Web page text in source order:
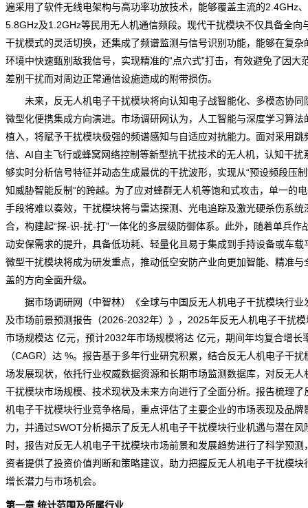
遍采用了软件无线电架构与高功率功放技术，能够覆盖主流的2.4GHz、
5.8GHz及1.2GHz等民用无人机通信频段。现代干扰模块不仅具备全向
干扰模式的灵活切换，还集成了频谱监测与信号识别功能，能够在复杂
环境中快速甄别敌我信号，实现精准的“点穴式”打击，有效避免了因大
差别干扰而对周边正常通信设施造成的附带损伤。
未来，反无人机电子干扰模块将向认知电子战智能化、多模态协同
微型化便携集成方向演进。 市场调研网认为，人工智能与深度学习算法
植入，将赋予干扰模块极强的频谱感知与自适应对抗能力。面对采用跳
信、AI自主飞行或蜂窝网络控制等新型抗干扰技术的无人机，认知干扰
够实时分析信号特征并动态生成最优的干扰波形，实现从“预设频段压制
知威胁智能反制”的跨越。为了应对蜂群无人机等饱和式攻击，单一的
手段将难以奏效，干扰模块将与雷达探测、光电追踪及激光硬杀伤系统
合，构建起“探-识-扰-打”一体化的多层级防御体系。此外，随着单兵作
动安保需求的提升，具备低功耗、轻量化且易于集成到手持设备或车载
微型干扰模块将成为研发重点，推动低空安防产业向更加智能、精准与
盖的方向全面升级。
据市场调研网（中智林）《全球与中国反无人机电子干扰模块行业
及市场前景预测报告（2026-2032年） 》，2025年反无人机电子干扰模
市场规模达 亿元，预计2032年市场规模将达 亿元，期间年均复合增长
（CAGR）达 %。报告基于多年行业研究积累，结合反无人机电子干扰
场发展现状，依托行业权威数据资源和长期市场监测数据库，对反无人
干扰模块市场规模、技术现状及未来方向进行了全面分析。报告梳理了
机电子干扰模块行业竞争格局，重点评估了主要企业的市场表现及品牌
力，并通过SWOT分析揭示了反无人机电子干扰模块行业机遇与潜在风
时，报告对反无人机电子干扰模块市场前景和发展趋势进行了科学预测
资者提供了投资价值判断和策略建议，助力把握反无人机电子干扰模块
增长潜力与市场机会。
第一章 统计范围及所属行业